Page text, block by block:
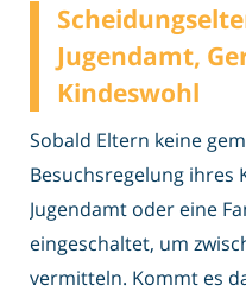
Jugendamt,
Kindeswohl
Sobald Eltern keine
Besuchsregelung ihres
Jugendamt oder eine
eingeschaltet, um
vermitteln. Kommt es